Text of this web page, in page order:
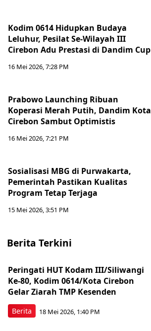
Kodim 0614 Hidupkan Budaya
Leluhur, Pesilat Se-Wilayah III
Cirebon Adu Prestasi di Dandim Cup
16 Mei 2026, 7:28 PM
Prabowo Launching Ribuan
Koperasi Merah Putih, Dandim Kota
Cirebon Sambut Optimistis
16 Mei 2026, 7:21 PM
Sosialisasi MBG di Purwakarta,
Pemerintah Pastikan Kualitas
Program Tetap Terjaga
15 Mei 2026, 3:51 PM
Berita Terkini
Berita
Peringati HUT Kodam III/Siliwangi
Ke-80, Kodim 0614/Kota Cirebon
Gelar Ziarah TMP Kesenden
18 Mei 2026, 1:40 PM